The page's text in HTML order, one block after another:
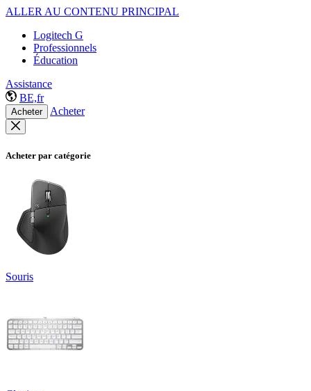
ALLER AU CONTENU PRINCIPAL
Logitech G
Professionnels
Éducation
Assistance
BE,fr
Acheter Acheter
Acheter par catégorie
Souris